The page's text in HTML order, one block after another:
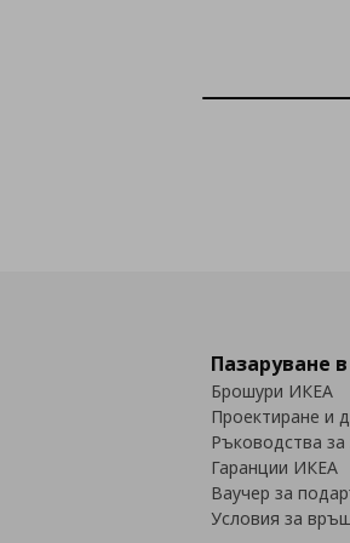
Пазаруване
Брошури ИКЕА
Проектиране и
Ръководства за
Гаранции ИКЕА
Ваучер за
Условия за